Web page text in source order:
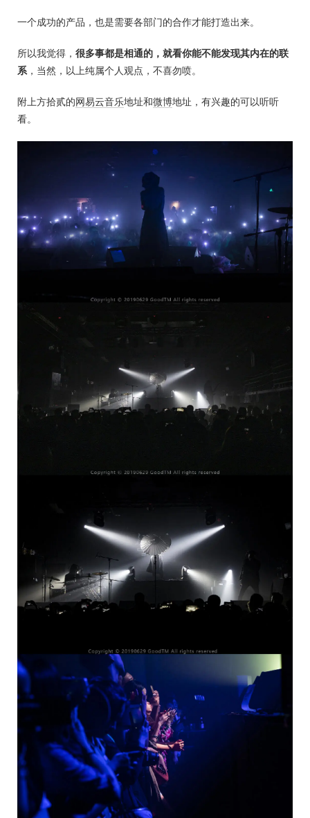
一个成功的产品，也是需要各部门的合作才能打造出来。
所以我觉得， 很多事都是相通的，就看你能不能发现其内在的联
系 ，当然，以上纯属个人观点，不喜勿喷。
附上方拾贰的网易云音乐地址和微博地址，有兴趣的可以听听
看。